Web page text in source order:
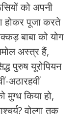
को अपनी
होकर पूजा करते
बाबा को योग
अस्‍त्र हैं,
पुरुष यूरोपियन
अठारहवीं
मुग्‍ध किया हो,
वोल्‍गा तक